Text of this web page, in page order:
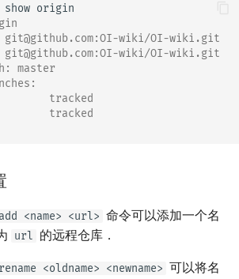
show
git@github.com:OI-wiki/OI-wiki.git
git@github.com:OI-wiki/OI-wiki.git
master
tracked
tracked
<name> <url> 命令可以添加一个名
url 的远程仓库．
<oldname> <newname> 可以将名